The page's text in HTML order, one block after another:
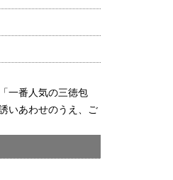
一番人気の三徳包
いあわせのうえ、ご